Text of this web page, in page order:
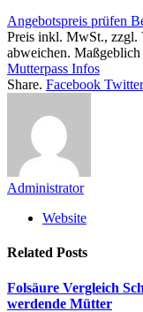
Angebotspreis prüfen
Preis inkl. MwSt., zzgl.
abweichen.
Mutterpass Infos
Share. Facebook Twitter
Administrator
Website
Related Posts
Folsäure Vergleich
werdende Mütter